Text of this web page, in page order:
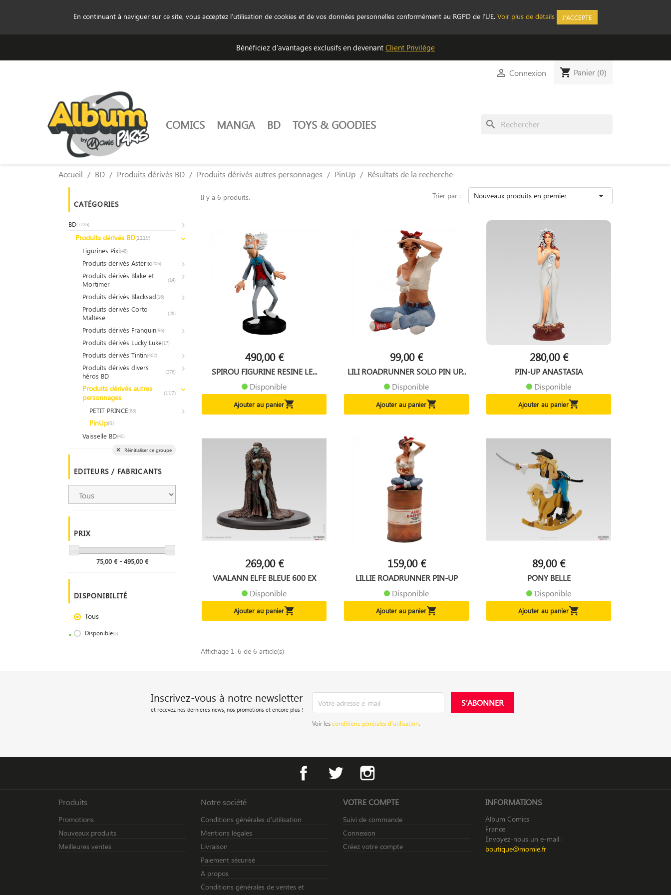
En continuant à naviguer sur ce site, vous acceptez l’utilisation de cookies et de vos données personnelles conformément au RGPD de l’UE. Voir plus de détails J'ACCEPTE
Bénéficiez d'avantages exclusifs en devenant Client Privilège
 Connexion shopping_cart Panier (0)
search
COMICS MANGA BD TOYS & GOODIES
Accueil BD Produits dérivés BD Produits dérivés autres personnages PinUp Résultats de la recherche
CATÉGORIES
BD(7726)
Produits dérivés BD(1119)
Figurines Pixi(48)
Produits dérivés Astérix(206)
Produits dérivés Blake et
Mortimer
(14)
Produits dérivés Blacksad(16)
Produits dérivés Corto
Maltese
(28)
Produits dérivés Franquin(56)
Produits dérivés Lucky Luke(17)
Produits dérivés Tintin(402)
Produits dérivés divers
héros BD
(276)
Produits dérivés autres
personnages
(117)
PETIT PRINCE(88)
PinUp(6)
Vaisselle BD(40)
Réinitialiser ce groupe
EDITEURS / FABRICANTS
PRIX
75,00 € - 495,00 €
DISPONIBILITÉ
Tous
Disponible(6)
Il y a 6 produits. Trier par : Nouveaux produits en premier 
490,00 €
SPIROU FIGURINE RESINE LE...
Disponible
Ajouter au panier
99,00 €
LILI ROADRUNNER SOLO PIN UP...
Disponible
Ajouter au panier
280,00 €
PIN-UP ANASTASIA
Disponible
Ajouter au panier
269,00 €
VAALANN ELFE BLEUE 600 EX
Disponible
Ajouter au panier
159,00 €
LILLIE ROADRUNNER PIN-UP
Disponible
Ajouter au panier
89,00 €
PONY BELLE
Disponible
Ajouter au panier
Affichage 1-6 de 6 article(s)
Inscrivez-vous à notre newsletter
et recevez nos dernieres news, nos promotions et encore plus !
Voir lesconditions générales d’utilisation.
Facebook Twitter
Produits
Promotions
Nouveaux produits
Meilleures ventes
Notre société
Conditions générales d’utilisation
Mentions légales
Livraison
Paiement sécurisé
A propos
Conditions générales de ventes et
VOTRE COMPTE
Suivi de commande
Connexion
Créez votre compte
INFORMATIONS
Album Comics
France
Envoyez-nous un e-mail :
boutique@momie.fr